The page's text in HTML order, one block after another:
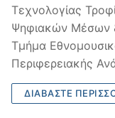
Τεχνολογίας
Ψηφιακών Μέσων
Τμήμα
Περιφερειακής
ΔΙΑΒΆΣΤΕ